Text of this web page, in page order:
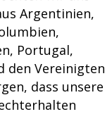
Argentinien,
Portugal,
den Vereinigten
dass unsere